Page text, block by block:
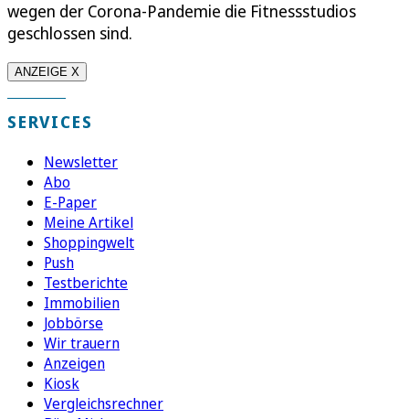
wegen der Corona-Pandemie die Fitnessstudios
geschlossen sind.
ANZEIGE X
SERVICES
Newsletter
Abo
E-Paper
Meine Artikel
Shoppingwelt
Push
Testberichte
Immobilien
Jobbörse
Wir trauern
Anzeigen
Kiosk
Vergleichsrechner